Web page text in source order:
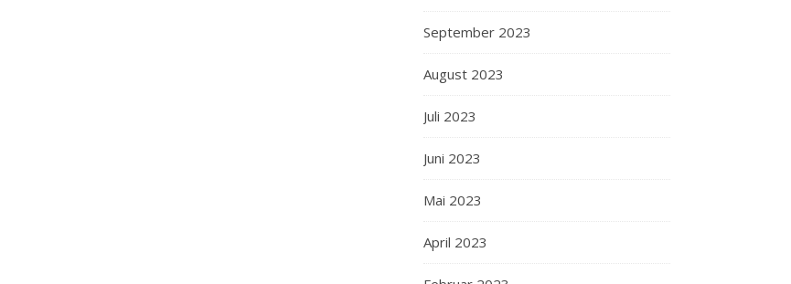
September 2023
August 2023
Juli 2023
Juni 2023
Mai 2023
April 2023